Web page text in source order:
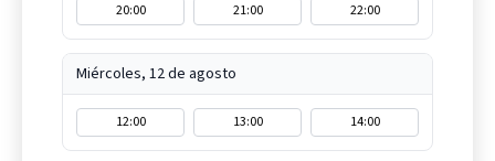
20:00 21:00 22:00
Miércoles, 12 de agosto
12:00 13:00 14:00